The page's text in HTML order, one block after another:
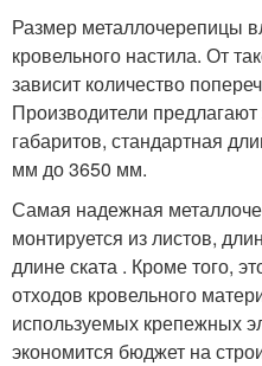
Размер металлочерепицы
кровельного настила. От
зависит количество
Производители
габаритов, стандартная
мм до 3650 мм.
Самая надежная
монтируется из листов,
длине ската . Кроме того,
отходов кровельного
используемых крепежных
экономится бюджет на